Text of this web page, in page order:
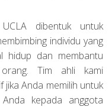
dibentuk untuk
individu yang
hidup dan membantu
orang. Tim ahli kami
jika Anda memilih untuk
kepada anggota